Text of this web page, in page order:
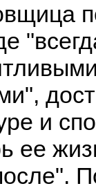
и
ее